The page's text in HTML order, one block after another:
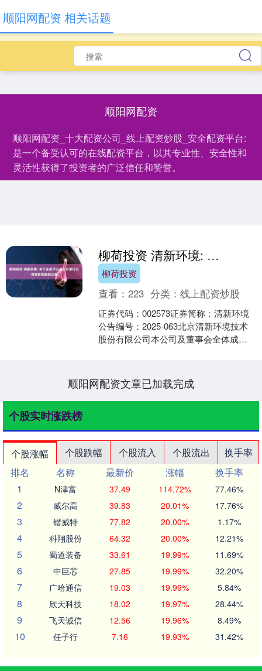
顺阳网配资
顺阳网配资_十大配资公司_线上配资炒股_安全配资平台:
是一个备受认可的在线配资平台，以其专业性、安全性和
灵活性获得了投资者的广泛信任和赞誉。
顺阳网配资 相关话题
柳荷投资 清新环境: 关于全资子公司公开发行公司债券预案的公告
柳荷投资
查看：223 分类：线上配资炒股
证券代码：002573证券简称：清新环境
公告编号：2025-063北京清新环境技术
股份有限公司本公司及董事会全体成员
顺阳网配资文章已加载完成
个股实时涨跌榜
个股涨幅 个股跌幅 个股流入 个股流出
换手率
排名
名称 最新价 涨幅
换手率
1
N津富 37.49 114.72% 77.46%
2 威尔高 39.83 20.01% 17.76%
3 锴威特 77.82 20.00% 1.17%
4 科翔股份 64.32 20.00% 12.21%
5 蜀道装备 33.61 19.99% 11.69%
6 中巨芯 27.85 19.99% 32.20%
7 广哈通信 19.03 19.99% 5.84%
8 欣天科技 18.02 19.97% 28.44%
9 飞天诚信 12.56 19.96% 8.49%
10 任子行 7.16 19.93% 31.42%